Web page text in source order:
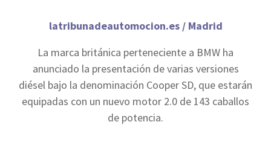
latribunadeautomocion.es / Madrid
La marca británica perteneciente a BMW ha
anunciado la presentación de varias versiones
diésel bajo la denominación Cooper SD, que estarán
equipadas con un nuevo motor 2.0 de 143 caballos
de potencia.